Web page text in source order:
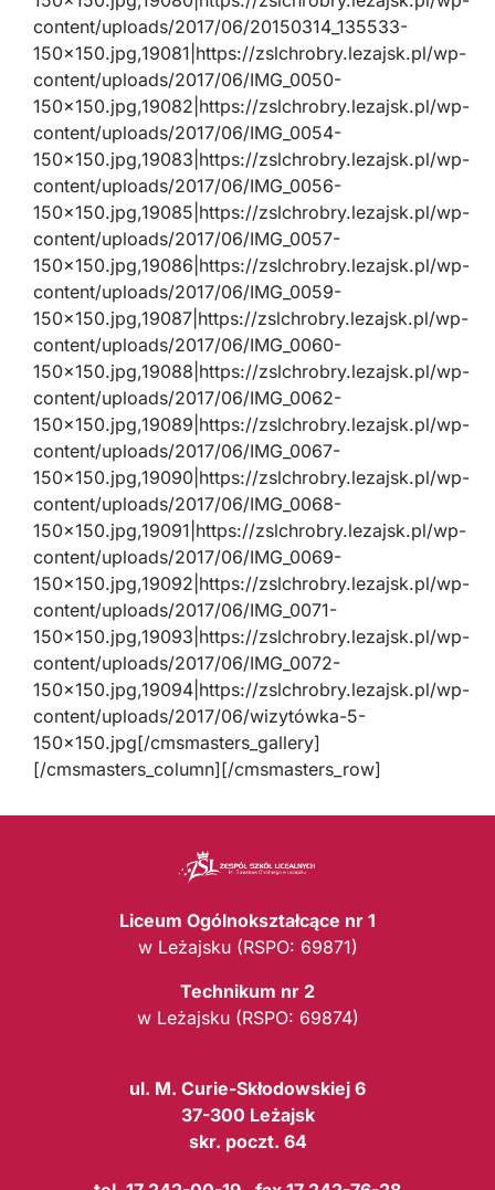
content/uploads/2017/06/20150314_135533-
150×150.jpg,19081|https://zslchrobry.lezajsk.pl/wp-
content/uploads/2017/06/IMG_0050-
150×150.jpg,19082|https://zslchrobry.lezajsk.pl/wp-
content/uploads/2017/06/IMG_0054-
150×150.jpg,19083|https://zslchrobry.lezajsk.pl/wp-
content/uploads/2017/06/IMG_0056-
150×150.jpg,19085|https://zslchrobry.lezajsk.pl/wp-
content/uploads/2017/06/IMG_0057-
150×150.jpg,19086|https://zslchrobry.lezajsk.pl/wp-
content/uploads/2017/06/IMG_0059-
150×150.jpg,19087|https://zslchrobry.lezajsk.pl/wp-
content/uploads/2017/06/IMG_0060-
150×150.jpg,19088|https://zslchrobry.lezajsk.pl/wp-
content/uploads/2017/06/IMG_0062-
150×150.jpg,19089|https://zslchrobry.lezajsk.pl/wp-
content/uploads/2017/06/IMG_0067-
150×150.jpg,19090|https://zslchrobry.lezajsk.pl/wp-
content/uploads/2017/06/IMG_0068-
150×150.jpg,19091|https://zslchrobry.lezajsk.pl/wp-
content/uploads/2017/06/IMG_0069-
150×150.jpg,19092|https://zslchrobry.lezajsk.pl/wp-
content/uploads/2017/06/IMG_0071-
150×150.jpg,19093|https://zslchrobry.lezajsk.pl/wp-
content/uploads/2017/06/IMG_0072-
150×150.jpg,19094|https://zslchrobry.lezajsk.pl/wp-
content/uploads/2017/06/wizytówka-5-
150×150.jpg[/cmsmasters_gallery]
[/cmsmasters_column][/cmsmasters_row]
Liceum Ogólnokształcące nr 1
w Leżajsku (RSPO: 69871)
Technikum nr 2
w Leżajsku (RSPO: 69874)
ul. M. Curie-Skłodowskiej 6
37-300 Leżajsk
skr. poczt. 64